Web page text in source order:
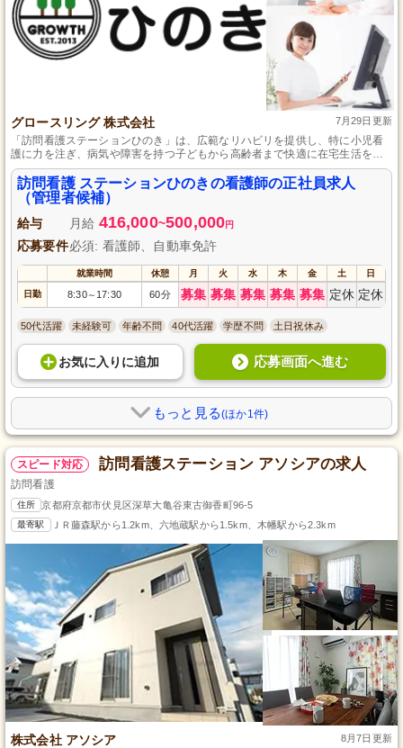
グロースリング 株式会社 7月29日更新
「訪問看護ステーションひのき」は、広範なリハビリを提供し、特に小児看
護に力を注ぎ、病気や障害を持つ子どもから高齢者まで快適に在宅生活を送
る支援を行いつつ、働きやすい環境と豊富な休日も備えています。
訪問看護 ステーションひのきの看護師の正社員求人
（管理者候補）
給与 月給 416,000~500,000円
応募要件必須: 看護師、自動車免許
就業時間 休憩 月 火 水 木 金 土 日
日勤 8:30～ 17:30 60分 募集 募集 募集 募集 募集 定休 定休
50代活躍 未経験可 年齢不問 40代活躍 学歴不問 土日祝休み
お気に入り に追加 応募画面へ進む
もっと見る(ほか1件)
スピード対応 訪問看護ステーション アソシアの求人
訪問看護
住所 京都府京都市伏見区深草大亀谷東古御香町96-5
最寄駅 ＪＲ藤森駅から1.2km、六地蔵駅から1.5km、木幡駅から2.3km
株式会社 アソシア 8月7日更新